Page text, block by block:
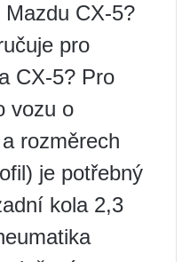
CX-5?
pro
CX-5? Pro
vozu o
rozměrech
je potřebný
kola 2,3